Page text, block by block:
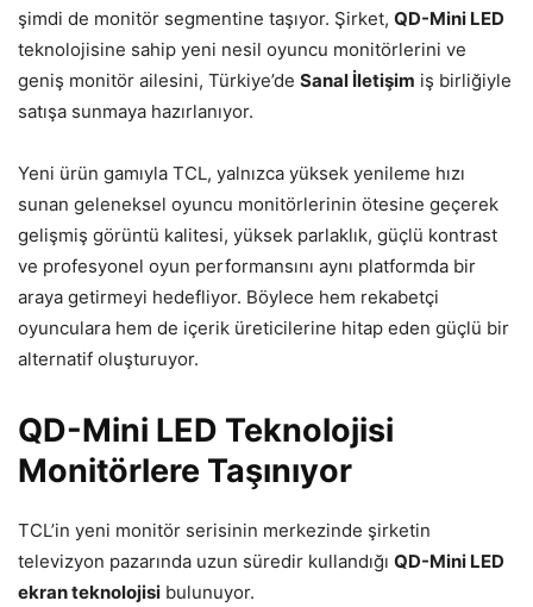
şimdi de monitör segmentine taşıyor. Şirket, QD-Mini LED
teknolojisine sahip yeni nesil oyuncu monitörlerini ve
geniş monitör ailesini, Türkiye’de Sanal İletişim iş birliğiyle
satışa sunmaya hazırlanıyor.
Yeni ürün gamıyla TCL, yalnızca yüksek yenileme hızı
sunan geleneksel oyuncu monitörlerinin ötesine geçerek
gelişmiş görüntü kalitesi, yüksek parlaklık, güçlü kontrast
ve profesyonel oyun performansını aynı platformda bir
araya getirmeyi hedefliyor. Böylece hem rekabetçi
oyunculara hem de içerik üreticilerine hitap eden güçlü bir
alternatif oluşturuyor.
QD-Mini LED Teknolojisi
Monitörlere Taşınıyor
TCL’in yeni monitör serisinin merkezinde şirketin
televizyon pazarında uzun süredir kullandığı QD-Mini LED
ekran teknolojisi bulunuyor.